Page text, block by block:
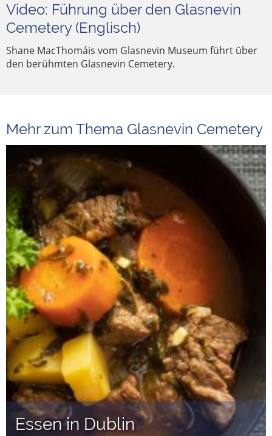
Video: Führung über den Glasnevin
Cemetery (Englisch)
Shane MacThomáis vom Glasnevin Museum führt über
den berühmten Glasnevin Cemetery.
Mehr zum Thema Glasnevin Cemetery
Essen in Dublin